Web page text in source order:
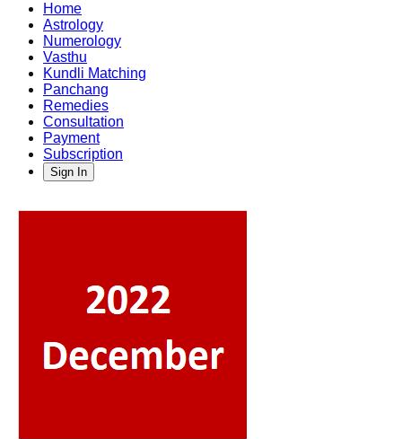
Home
Astrology
Numerology
Vasthu
Kundli Matching
Panchang
Remedies
Consultation
Payment
Subscription
Sign In